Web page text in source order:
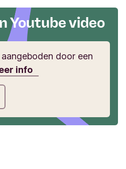
Youtube video
door een
info